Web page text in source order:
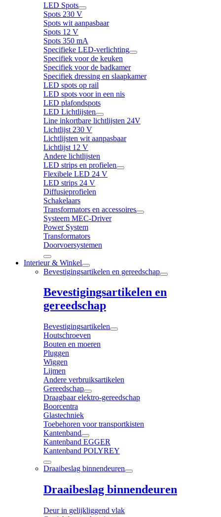
LED Spots
Spots 230 V
Spots wit aanpasbaar
Spots 12 V
Spots 350 mA
Specifieke LED-verlichting
Specifiek voor de keuken
Specifiek voor de badkamer
Specifiek dressing en slaapkamer
LED spots op rail
LED spots voor in een nis
LED plafondspots
LED Lichtlijsten
Line inkortbare lichtlijsten 24V
Lichtlijst 230 V
Lichtlijsten wit aanpasbaar
Lichtlijst 12 V
Andere lichtlijsten
LED strips en profielen
Flexibele LED 24 V
LED strips 24 V
Diffusieprofielen
Schakelaars
Transformators en accessoires
Systeem MEC-Driver
Power System
Transformators
Doorvoersystemen
Interieur & Winkel
Bevestigingsartikelen en gereedschap
Bevestigingsartikelen en
gereedschap
Bevestigingsartikelen
Houtschroeven
Bouten en moeren
Pluggen
Wiggen
Lijmen
Andere verbruiksartikelen
Gereedschap
Draagbaar elektro-gereedschap
Boorcentra
Glastechniek
Toebehoren voor transportkisten
Kantenband
Kantenband EGGER
Kantenband POLYREY
Draaibeslag binnendeuren
Draaibeslag binnendeuren
Deur in gelijkliggend vlak